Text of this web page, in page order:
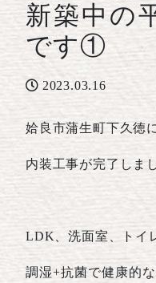
新築中の
です①
2023.03.16
姶良市蒲生町下久徳
内装工事が完了しま
LDK、洗面室、トイ
調湿+抗菌で健康的